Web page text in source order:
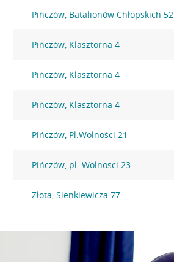
Pińczów, Batalionów Chłopskich 52
Pińczów, Klasztorna 4
Pińczów, Klasztorna 4
Pińczów, Klasztorna 4
Pińczów, Pl.Wolności 21
Pińczów, pl. Wolnosci 23
Złota, Sienkiewicza 77